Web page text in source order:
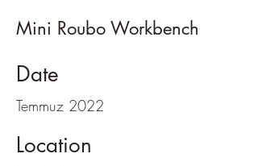
Mini Roubo Workbench
Date
Temmuz 2022
Location